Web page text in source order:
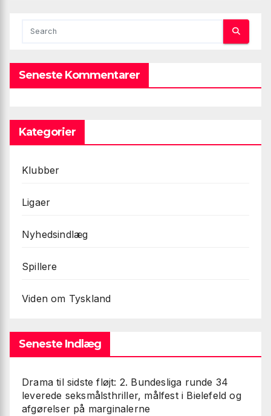
Seneste Kommentarer
Kategorier
Klubber
Ligaer
Nyhedsindlæg
Spillere
Viden om Tyskland
Seneste Indlæg
Drama til sidste fløjt: 2. Bundesliga runde 34
leverede seksmålsthriller, målfest i Bielefeld og
afgørelser på marginalerne